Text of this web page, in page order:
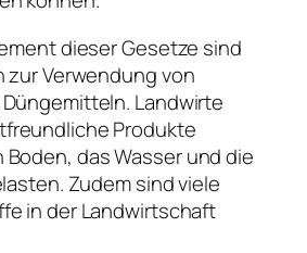
dieser Gesetze sind
zur Verwendung von
Landwirte
Produkte
Boden, das Wasser und die
Zudem sind viele
in der Landwirtschaft